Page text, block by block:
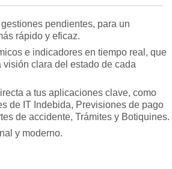
pendientes, para un
rápido y eficaz.
e indicadores en tiempo real, que
visión clara del estado de cada
a tus aplicaciones clave, como
de IT Indebida, Previsiones de pago
de accidente, Trámites y Botiquines.
y moderno.